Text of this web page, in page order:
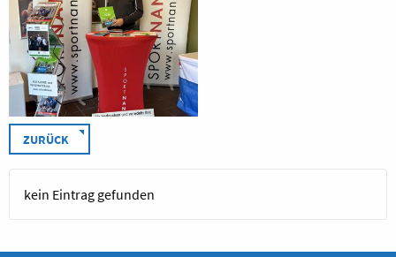
ZURÜCK
kein Eintrag gefunden